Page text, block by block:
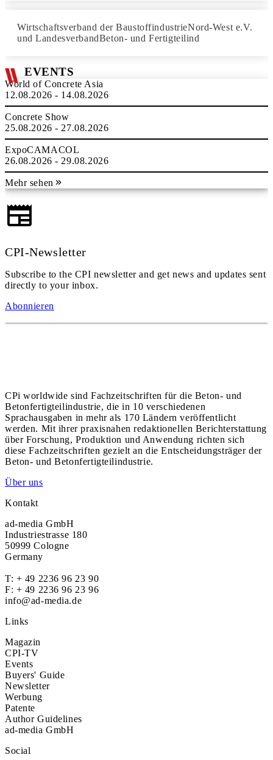
Wirtschaftsverband der BaustoffindustrieNord-West e.V.
und LandesverbandBeton- und Fertigteilind
EVENTS
World of Concrete Asia
12.08.2026 - 14.08.2026
Concrete Show
25.08.2026 - 27.08.2026
ExpoCAMACOL
26.08.2026 - 29.08.2026
Mehr sehen
CPI-Newsletter
Subscribe to the CPI newsletter and get news and updates sent
directly to your inbox.
Abonnieren
CPi worldwide sind Fachzeitschriften für die Beton- und
Betonfertigteilindustrie, die in 10 verschiedenen
Sprachausgaben in mehr als 170 Ländern veröffentlicht
werden. Mit ihrer praxisnahen redaktionellen Berichterstattung
über Forschung, Produktion und Anwendung richten sich
diese Fachzeitschriften gezielt an die Entscheidungsträger der
Beton- und Betonfertigteilindustrie.
Über uns
Kontakt
ad-media GmbH
Industriestrasse 180
50999 Cologne
Germany
T: + 49 2236 96 23 90
F: + 49 2236 96 23 96
info@ad-media.de
Links
Magazin
CPI-TV
Events
Buyers' Guide
Newsletter
Werbung
Patente
Author Guidelines
ad-media GmbH
Social